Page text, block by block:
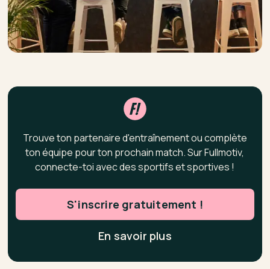
Trouve ton partenaire d'entraînement ou complète
ton équipe pour ton prochain match. Sur Fullmotiv,
connecte-toi avec des sportifs et sportives !
S'inscrire gratuitement !
En savoir plus